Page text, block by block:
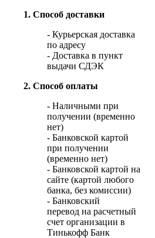
1. Способ доставки
- Курьерская доставка
по адресу
- Доставка в пункт
выдачи СДЭК
2. Способ оплаты
- Наличными при
получении (временно
нет)
- Банковской картой
при получении
(временно нет)
- Банковской картой на
сайте (картой любого
банка, без комиссии)
- Банковский
перевод на расчетный
счет организации в
Тинькофф Банк